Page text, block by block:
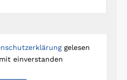
gelesen
einverstanden